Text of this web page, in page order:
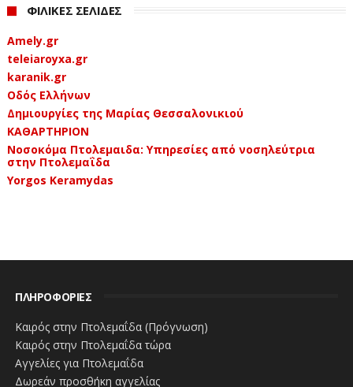
ΦΙΛΙΚΕΣ ΣΕΛΙΔΕΣ
Amely.gr
teleiaroyxa.gr
karanik.gr
Οδός Ελλήνων
Δημιουργίες της Μαρίας Θεσσαλονικιού
ΚΑΘΑΡΤΗΡΙΟΝ
Νοσοκόμα Πτολεμαιδα: Υπηρεσίες από νοσηλεύτρια
στην Πτολεμαΐδα
Yorgos Keramydas
ΠΛΗΡΟΦΟΡΙΕΣ
Καιρός στην Πτολεμαΐδα (Πρόγνωση)
Καιρός στην Πτολεμαΐδα τώρα
Αγγελίες για Πτολεμαΐδα
Δωρεάν προσθήκη αγγελίας